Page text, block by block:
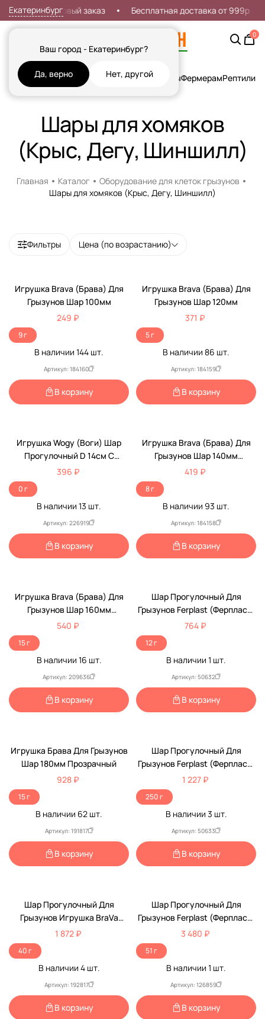
Екатеринбург
Ваш город - Екатеринбург?
Да, верно Нет, другой
7% на первый заказ Бесплатная доставка от 999р
0
Кошки СобакиРыбы Грызуны и Хорьки ПтицыФермерамРептилии
Шары для хомяков
(Крыс, Дегу, Шиншилл)
Главная Каталог
Оборудование для клеток грызунов
Шары для хомяков (Крыс, Дегу, Шиншилл)
Фильтры Цена (по возрастанию)
Игрушка Brava (Брава) Для
Грызунов Шар 100мм
249 ₽
9 г
В наличии 144 шт.
Артикул: 184160
В корзину
Игрушка Brava (Брава) Для
Грызунов Шар 120мм
371 ₽
5 г
В наличии 86 шт.
Артикул: 184159
В корзину
Игрушка Wogy (Воги) Шар
Прогулочный D 14см С
Подставкой 10922-5983
396 ₽
0 г
В наличии 13 шт.
Артикул: 226919
В корзину
Игрушка Brava (Брава) Для
Грызунов Шар 140мм
Прзрачный
419 ₽
8 г
В наличии 93 шт.
Артикул: 184158
В корзину
Игрушка Brava (Брава) Для
Грызунов Шар 160мм
Прозрачный
540 ₽
15 г
В наличии 16 шт.
Артикул: 209636
В корзину
Шар Прогулочный Для
Грызунов Ferplast (Ферпласт)
12см Balloon Small
764 ₽
12 г
В наличии 1 шт.
Артикул: 50632
В корзину
Игрушка Брава Для Грызунов
Шар 180мм Прозрачный
928 ₽
15 г
В наличии 62 шт.
Артикул: 191817
В корзину
Шар Прогулочный Для
Грызунов Ferplast (Ферпласт)
18см Baloon Medium
1 227 ₽
250 г
В наличии 3 шт.
Артикул: 50633
В корзину
Шар Прогулочный Для
Грызунов Игрушка BraVa
(Брава) 250мм
1 872 ₽
40 г
В наличии 4шт.
Артикул: 192817
В корзину
Шар Прогулочный Для
Грызунов Ferplast (Ферпласт)
25см Baloon Large Pa5224
3 480 ₽
51 г
В наличии 1 шт.
Артикул: 126859
В корзину